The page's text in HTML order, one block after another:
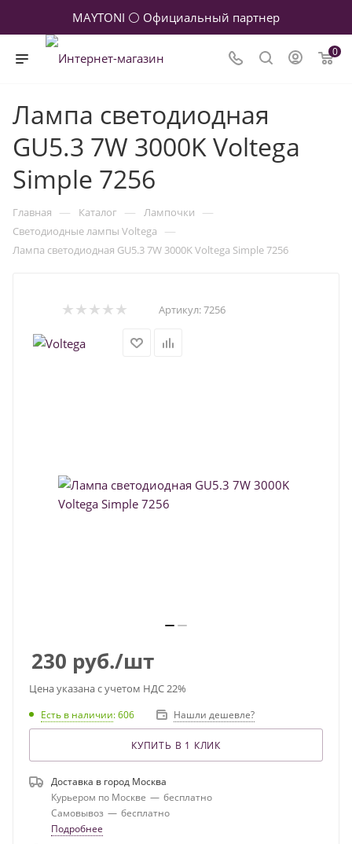
MAYTONI ⚪ Официальный партнер
0
Лампа светодиодная
GU5.3 7W 3000K Voltega
Simple 7256
Главная — Каталог — Лампочки —
Светодиодные лампы Voltega —
Лампа светодиодная GU5.3 7W 3000K Voltega Simple 7256
Артикул:7256
230 руб./шт
Цена указана с учетом НДС 22%
Есть в наличии: 606 Нашли дешевле?
КУПИТЬ В 1 КЛИК
Доставка в город Москва
Курьером по Москве — бесплатно
Самовывоз — бесплатно
Подробнее